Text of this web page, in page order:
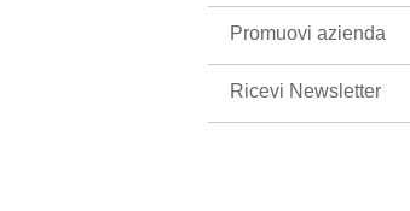
Promuovi azienda
Ricevi Newsletter